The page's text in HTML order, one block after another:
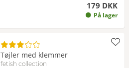
179 DKK
På lager
Tøjler med klemmer
fetish collection